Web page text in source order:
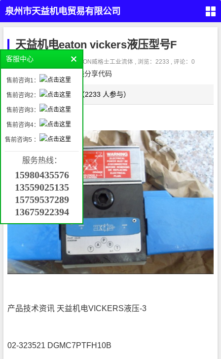
泉州市天益机电贸易有限公司
VICKERS）
留
言
本
液
品
动
产
工
动
化
品接
我
天益机电eaton vickers液压型号F
作者：admin , 分类：EATON威格士工业流体 , 浏览：2233 , 评论：0
请在这里放置你的在线分享代码
正文 点这评论（2233 人参与）
产品技术资讯 天益机电VICKERS液压-3
02-323521 DGMC7PTFH10B
客服中心
售前咨询1：
售前咨询2：
售前咨询3：
售前咨询4：
售前咨询5 ：
服务热线：
15980435576
13559025135
15759537289
13675922394